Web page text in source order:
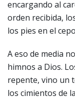
encargando al
orden recibida,
los pies en el
A eso de media
himnos a Dios.
repente, vino un
los cimientos de